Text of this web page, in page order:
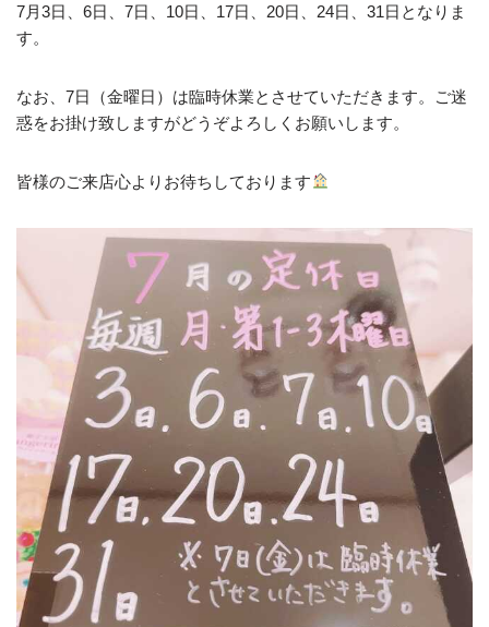
7月3日、6日、7日、10日、17日、20日、24日、31日となりま
す。
なお、7日（金曜日）は臨時休業とさせていただきます。ご迷
惑をお掛け致しますがどうぞよろしくお願いします。
皆様のご来店心よりお待ちしております